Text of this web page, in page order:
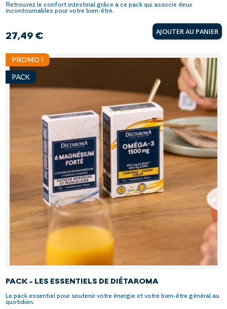
Retrouvez le confort intestinal grâce à ce pack qui associe deux
incontournables pour votre bien-être.
Prix
27,49 € AJOUTER AU PANIER
PACK - LES ESSENTIELS DE DIÉTAROMA
Le pack essentiel pour soutenir votre énergie et votre bien-être général au
quotidien.
PROMO !
PACK